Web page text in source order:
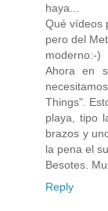
haya...
Qué vídeos
pero del
moderno:-)
Ahora en
Things".
playa, tipo
brazos y
la pena el
Besotes.
Reply